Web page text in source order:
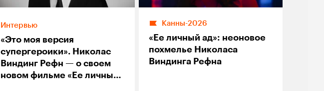
Интервью
«Это моя версия
супергероики». Николас
Виндинг Рефн — о своем
новом фильме «Ее личный
Канны-2026
«Ее личный ад»: неоновое
похмелье Николаса
Виндинга Рефна